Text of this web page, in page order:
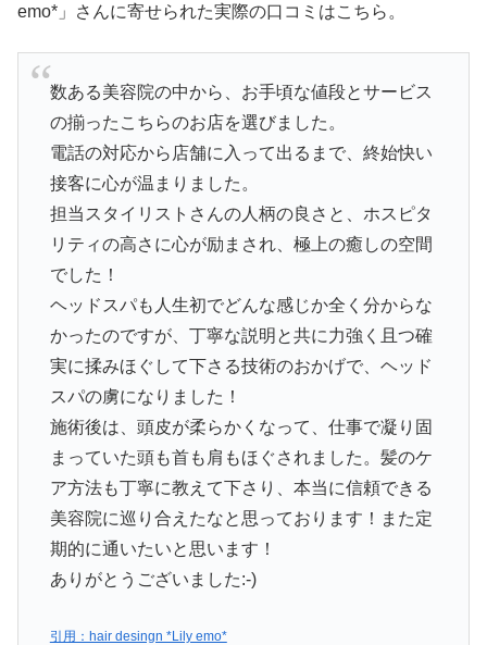
emo*」さんに寄せられた実際の口コミはこちら。
数ある美容院の中から、お手頃な値段とサービス
の揃ったこちらのお店を選びました。
電話の対応から店舗に入って出るまで、終始快い
接客に心が温まりました。
担当スタイリストさんの人柄の良さと、ホスピタ
リティの高さに心が励まされ、極上の癒しの空間
でした！
ヘッドスパも人生初でどんな感じか全く分からな
かったのですが、丁寧な説明と共に力強く且つ確
実に揉みほぐして下さる技術のおかげで、ヘッド
スパの虜になりました！
施術後は、頭皮が柔らかくなって、仕事で凝り固
まっていた頭も首も肩もほぐされました。髪のケ
ア方法も丁寧に教えて下さり、本当に信頼できる
美容院に巡り合えたなと思っております！また定
期的に通いたいと思います！
ありがとうございました:-)
引用：hair desingn *Lily emo*